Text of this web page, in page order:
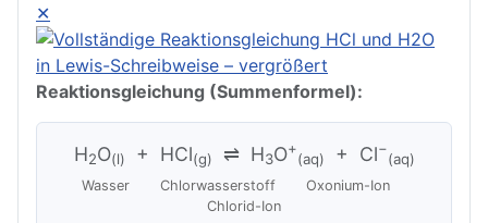
✕
Reaktionsgleichung (Summenformel):
H2O(l) + HCl(g) ⇌ H3O+
(aq) + Cl−
(aq)
Wasser Chlorwasserstoff Oxonium-Ion
Chlorid-Ion